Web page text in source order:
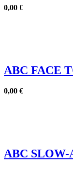
0,00 €
ABC FACE
0,00 €
ABC SLOW-